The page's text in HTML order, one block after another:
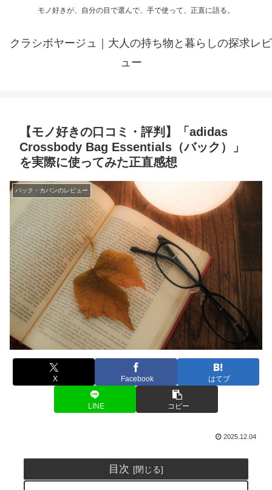
モノ好きが、自分の目で選んで、手で使って、正直に語る。
クラシボヤージュ｜大人の持ち物と暮らしの探求レビ
ュー
【モノ好きの口コミ・評判】「adidas
Crossbody Bag Essentials（バック）」
を実際に使ってみた正直感想
バック・カバンのレビュー
X Facebook はてブ
LINE コピー
2025.12.04
目次